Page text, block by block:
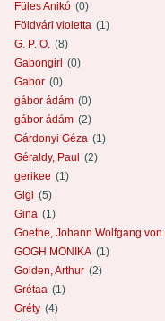
Füles Anikó (0)
Földvári violetta (1)
G. P. O.
(8)
Gabongirl
(0)
Gabor (0)
gábor ádám (0)
gábor ádám (2)
Gárdonyi Géza (1)
Géraldy, Paul
(2)
gerikee (1)
Gigi (5)
Gina (1)
Goethe, Johann Wolfgang von
GOGH MONIKA (1)
Golden, Arthur (2)
Grétaa (1)
Gréty (4)